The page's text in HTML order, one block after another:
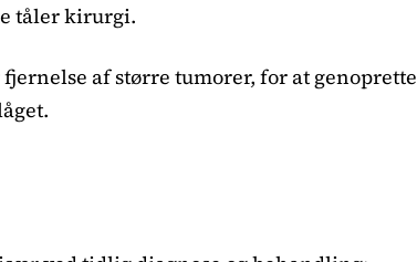
tåler kirurgi.
af større tumorer, for at genoprette